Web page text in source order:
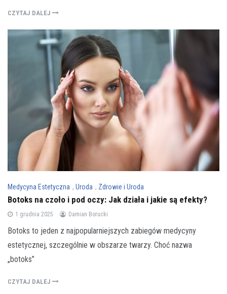
CZYTAJ DALEJ
Medycyna Estetyczna , Uroda , Zdrowie i Uroda
Botoks na czoło i pod oczy: Jak działa i jakie są efekty?
1 grudnia 2025 Damian Borucki
Botoks to jeden z najpopularniejszych zabiegów medycyny
estetycznej, szczególnie w obszarze twarzy. Choć nazwa
„botoks”
CZYTAJ DALEJ